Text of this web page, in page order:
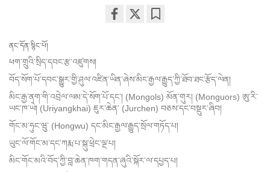
ནང་དོན་སྙིང་པོ།
ཕག་གྲུའི་སྲིད་དབང་རྩ་འཛུགས།
བོད་སོག་པོ་དབང་སྒྱུར་གྱི་ཤུལ་འཛིན་ཡིན་ཞེས་མིང་རྒྱལ་རྒྱུད་ཀྱི་ཐོབ་ཐང་རྩོད་ལེན།
མིང་རྒྱ་ནག་གི་འབྲེལ་ལམ་དེ་སོག་པོ་དང་། (Mongols) མོན་གུར། (Monguors) ཨུ་རི་
ཡང་ཁ་ཡེ། (Uriyangkhai) ཇུར་ཆེན་ (Jurchen) བཅས་དང་བསྡུར་ཞིབ།
གོང་མ་ཧུང་ཝུ་ (Hongwu) དང་མིང་རྒྱལ་རྒྱུད་སྲོལ་གཏོད་པ།
ཡུང་ལོ་གོང་མ་དང་ཀརྨ་པ་སྐུ་ཕྲེང་ལྔ་པ།
མིང་གོང་མའི་བོད་ཀྱི་བླ་ཆེན་ཁག་གདན་ཞུའི་སྐོར་ལ་དཔྱད་པ།